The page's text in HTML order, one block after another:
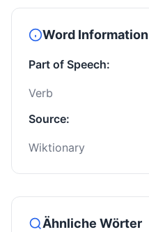
Word Information
Part of Speech:
Verb
Source:
Wiktionary
Ähnliche Wörter